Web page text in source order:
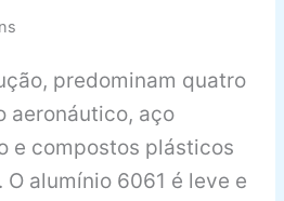
predominam quatro
aeronáutico, aço
e compostos plásticos
alumínio 6061 é leve e